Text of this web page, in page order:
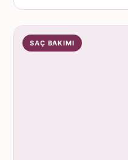
SAÇ BAKIMI